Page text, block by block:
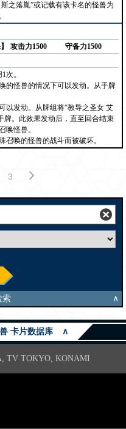
之落胤”或记载有该卡名的怪兽为
攻击力1500 守备力1500
次。
的怪兽的情况下可以发动。从手牌
以发动。从牌组将“教导之圣女 艾
牌。此效果发动后，直至回合结束
唤怪兽。
唤的怪兽的战斗而被破坏。
3
索 ∧
卡片数据库 ∧
TV TOKYO, KONAMI